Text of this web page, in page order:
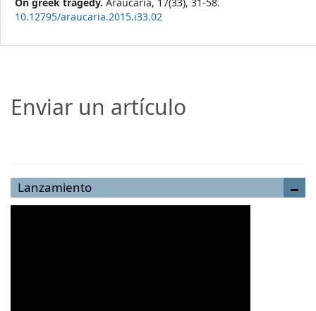
10.12795/araucaria.2015.i33.02
Enviar un artículo
Lanzamiento